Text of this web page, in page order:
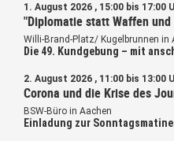
1. August 2026 , 15:00 bis 17:00
"Diplomatie statt Waffen
Willi-Brand-Platz/ Kugelbrunnen in
Die 49. Kundgebung – mit
2. August 2026 , 11:00 bis 13:00
Corona und die Krise des
BSW-Büro in Aachen
Einladung zur